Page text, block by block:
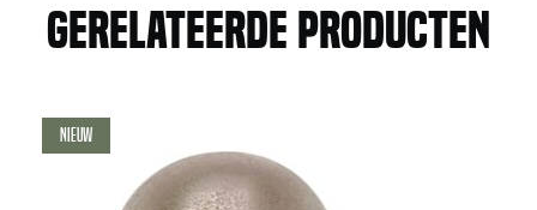
Gerelateerde producten
Nieuw